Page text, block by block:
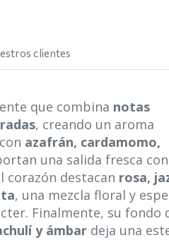
clientes
que combina notas
, creando un aroma
azafrán, cardamomo,
una salida fresca
corazón destacan rosa,
, una mezcla floral y
Finalmente, su fondo
y ámbar deja una